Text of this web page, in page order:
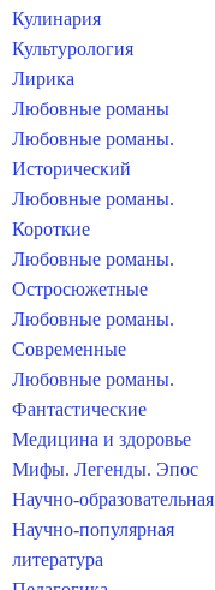
Кулинария
Культурология
Лирика
Любовные романы
Любовные романы.
Исторический
Любовные романы.
Короткие
Любовные романы.
Остросюжетные
Любовные романы.
Современные
Любовные романы.
Фантастические
Медицина и здоровье
Мифы. Легенды. Эпос
Научно-образовательная
Научно-популярная
литература